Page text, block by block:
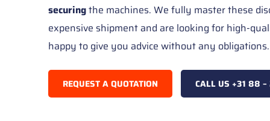
securingthe machines. We fully master these
expensive shipment and are looking for high-
happy to give you advice without any obligations.
REQUEST A QUOTATION CALL US +31 88